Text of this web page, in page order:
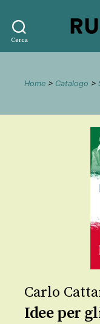
Cerca
Home > Catalogo >
Carlo
Idee per